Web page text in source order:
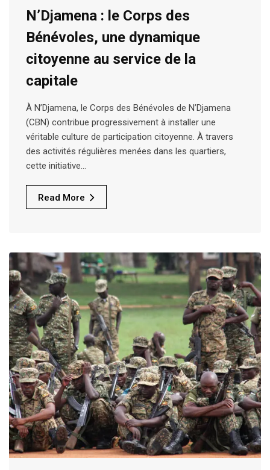
N’Djamena : le Corps des
Bénévoles, une dynamique
citoyenne au service de la
capitale
À N’Djamena, le Corps des Bénévoles de N’Djamena
(CBN) contribue progressivement à installer une
véritable culture de participation citoyenne. À travers
des activités régulières menées dans les quartiers,
cette initiative…
Read More